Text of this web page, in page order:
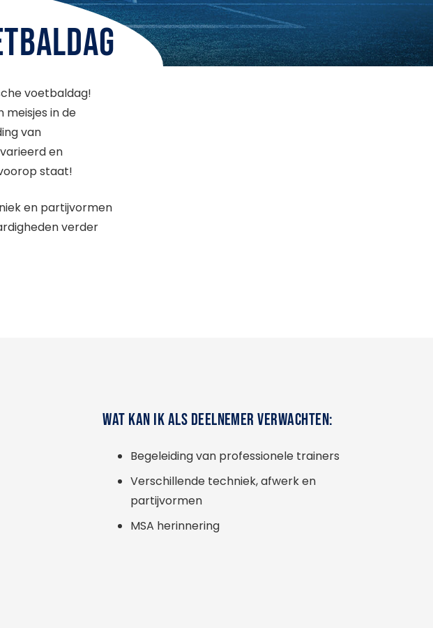
voetbaldag!
meisjes in de
van
en
staat!
en partijvormen
verder
WAT KAN IK ALS DEELNEMER VERWACHTEN:
Begeleiding van professionele trainers
Verschillende techniek, afwerk en
partijvormen
MSA herinnering